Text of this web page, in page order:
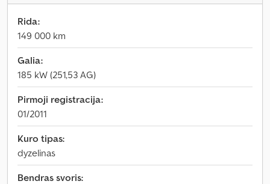
Rida:
149 000 km
Galia:
185 kW (251,53 AG)
Pirmoji registracija:
01/2011
Kuro tipas:
dyzelinas
Bendras svoris: